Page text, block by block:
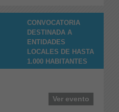
CONVOCATORIA
DESTINADA A
ENTIDADES
LOCALES DE HASTA
1.000 HABITANTES
Ver evento